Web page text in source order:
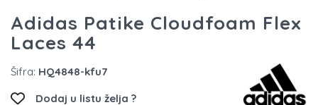
Adidas Patike Cloudfoam Flex
Laces 44
Šifra: HQ4848-kfu7
Dodaj u listu želja ?